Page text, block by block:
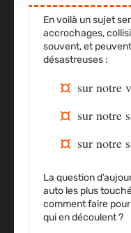
En voilà un sujet
accrochages,
souvent, et
désastreuses :
sur notre
sur notre
sur notre
La question
auto les plus
comment faire
qui en découlent ?